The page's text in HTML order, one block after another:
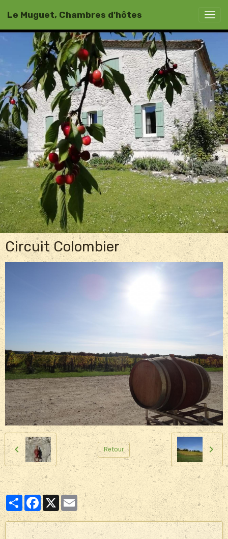
Le Muguet, Chambres d'hôtes
Circuit Colombier
Retour
PartagerFacebook
X Email